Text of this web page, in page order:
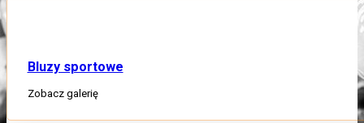
Bluzy sportowe
Zobacz galerię